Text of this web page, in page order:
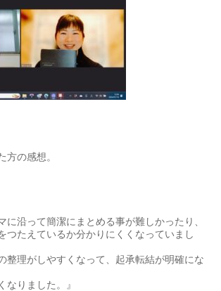
方の感想。
に沿って簡潔にまとめる事が難しかったり、
つたえているか分かりにくくなっていまし
整理がしやすくなって、起承転結が明確にな
なりました。』